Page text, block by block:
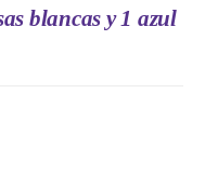
blancas y 1 azul